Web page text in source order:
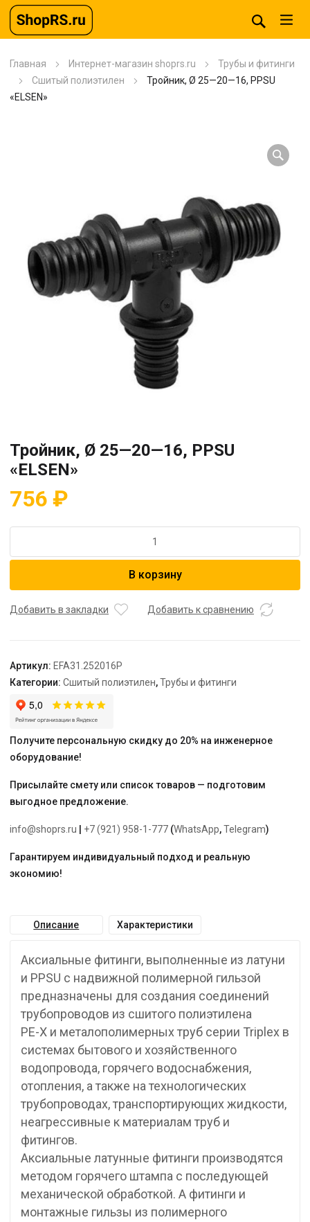
Главная Интернет-магазин shoprs.ru
Трубы и фитинги
Сшитый полиэтилен
Тройник, Ø 25—20—16, PPSU
«ELSEN»
Тройник, Ø 25—20—16, PPSU
«ELSEN»
756 ₽
Тройник,
—
PPSU
"ELSEN"
В корзину
Добавить в закладки Добавить к сравнению
Артикул: EFA31.252016P
Категории: Сшитый полиэтилен,Трубы и фитинги
Получите персональную скидку до 20% на инженерное
оборудование!
Присылайте смету или список товаров — подготовим
выгодное предложение.
info@shoprs.ru +7 (921) 958-1-777 (WhatsApp,Telegram)
Гарантируем индивидуальный подход и реальную
экономию!
Описание Характеристики
Аксиальные фитинги, выполненные из латуни
и PPSU с надвижной полимерной гильзой
предназначены для создания соединений
трубопроводов из сшитого полиэтилена
PE-X и металополимерных труб серии Triplex в
системах бытового и хозяйственного
водопровода, горячего водоснабжения,
отопления, а также на технологических
трубопроводах, транспортирующих жидкости,
неагрессивные к материалам труб и
фитингов.
Аксиальные латунные фитинги производятся
методом горячего штампа с последующей
механической обработкой. А фитинги и
монтажные гильзы из полимерного